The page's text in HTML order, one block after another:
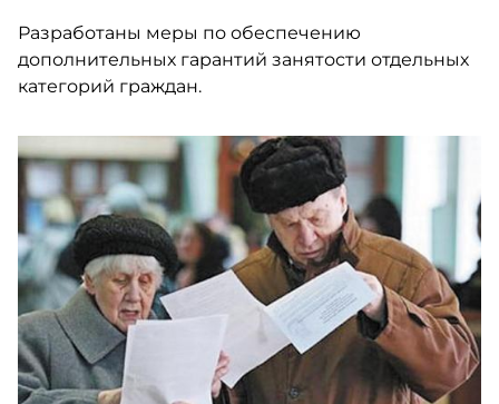
Разработаны меры по обеспечению
дополнительных гарантий занятости отдельных
категорий граждан.